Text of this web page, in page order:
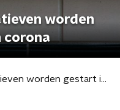
worden
corona
Deze positieve initiatieven worden gestart in tijden van corona